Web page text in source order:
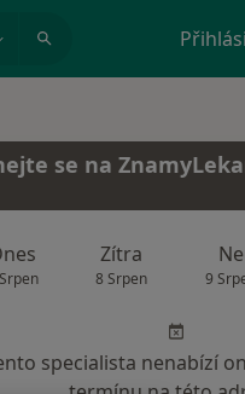
se na
Zítra
8 Srpen
Ne
9
specialista nenabízí